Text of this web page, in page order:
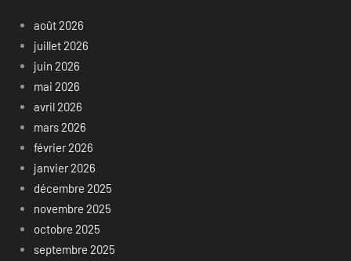
août 2026
juillet 2026
juin 2026
mai 2026
avril 2026
mars 2026
février 2026
janvier 2026
décembre 2025
novembre 2025
octobre 2025
septembre 2025